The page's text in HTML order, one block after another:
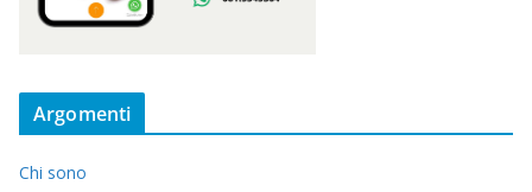
Argomenti
Chi sono